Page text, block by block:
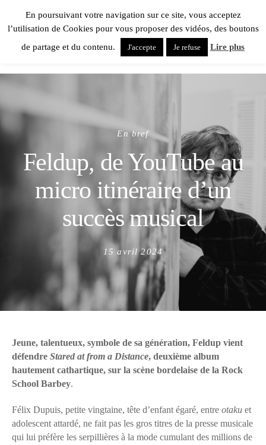
En bref
Feldup, de YouTube au
micro itinéraire d’un
succès musical
Posted
15 avril 2024
Jeune, talentueux, symbole de sa génération, Feldup vient
défendre Stared at from a Distance, deuxième album
hautement cathartique, sur la scène bordelaise de la Rock
School Barbey.
Félix Dupuis, petite vingtaine, tête d’enfant égaré, entre otaku et
adolescent attardé, ne fait pas les gros titres de la presse musicale
qui lui préfère les serpillières à la mode cumulant des millions de
En poursuivant votre navigation sur ce site, vous acceptez
l’utilisation de Cookies pour vous proposer des vidéos, des boutons
de partage et du contenu.
J'accepte Je refuse Lire plus